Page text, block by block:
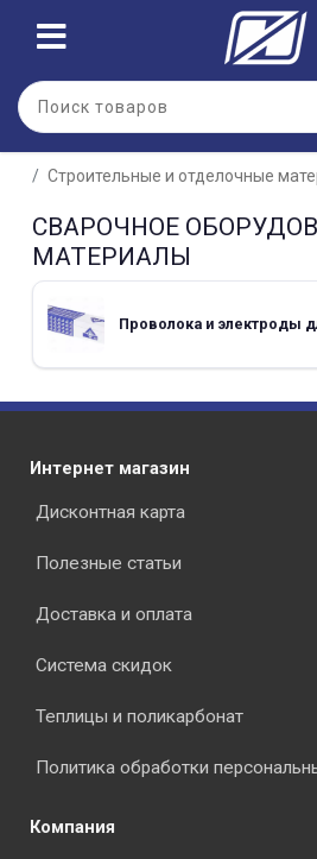
Строительные и отделочные
СВАРОЧНОЕ
МАТЕРИАЛЫ
Проволока и электроды
Интернет магазин
Дисконтная карта
Полезные статьи
Доставка и оплата
Система скидок
Теплицы и поликарбонат
Политика обработки
Компания